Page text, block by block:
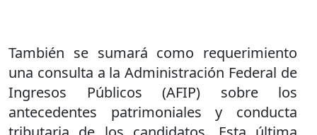
También se sumará como requerimiento
una consulta a la Administración Federal de
Ingresos Públicos (AFIP) sobre los
antecedentes patrimoniales y conducta